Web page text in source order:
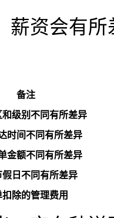
薪资会有
备注
和级别不同有所差异
时间不同有所差异
金额不同有所差异
假日不同有所差异
扣除的管理费用